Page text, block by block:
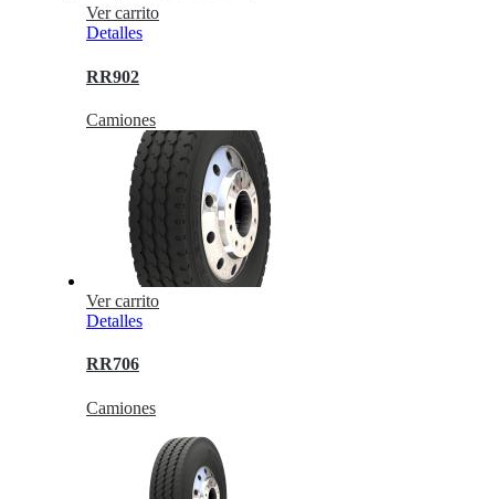
Ver carrito
Detalles
RR902
Camiones
Ver carrito
Detalles
RR706
Camiones